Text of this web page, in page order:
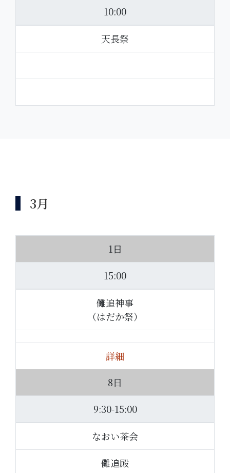
10:00
天長祭
3月
1日
15:00
儺追神事
（はだか祭）
詳細
8日
9:30-15:00
なおい茶会
儺追殿